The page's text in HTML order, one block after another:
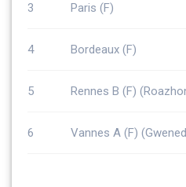
3 Paris (F)
4 Bordeaux (F)
5 Rennes B (F)
6 Vannes A (F)